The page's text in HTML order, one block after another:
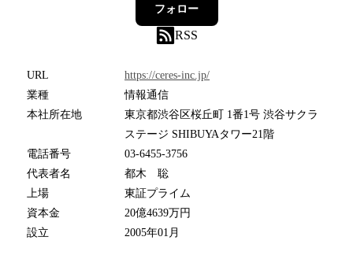
フォロー
RSS
URL
https://ceres-inc.jp/
業種
情報通信
本社所在地
東京都渋谷区桜丘町 1番1号 渋谷サクラ
ステージ SHIBUYAタワー21階
電話番号
03-6455-3756
代表者名
都木 聡
上場
東証プライム
資本金
20億4639万円
設立
2005年01月